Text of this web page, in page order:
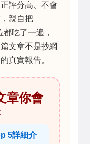
評分高、不會
親自把
吃了一遍，
文章不是抄網
真實報告。
章你會
5詳細介